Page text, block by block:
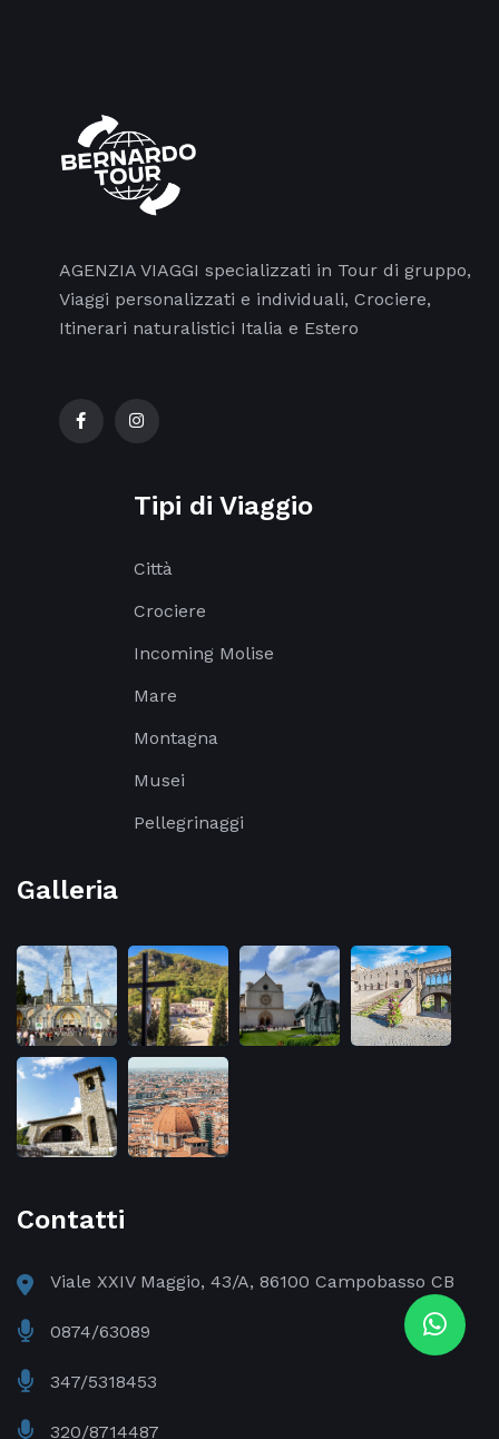
AGENZIA VIAGGI specializzati in Tour di gruppo,
Viaggi personalizzati e individuali, Crociere,
Itinerari naturalistici Italia e Estero
Tipi di Viaggio
Città
Crociere
Incoming Molise
Mare
Montagna
Musei
Pellegrinaggi
Galleria
Contatti
Viale XXIV Maggio, 43/A, 86100 Campobasso CB
0874/63089
347/5318453
320/8714487